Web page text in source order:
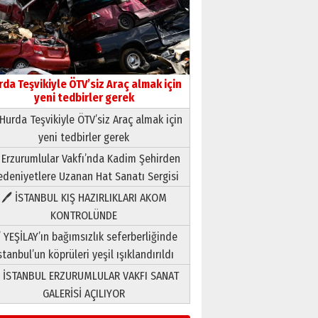
Teşvikiyle ÖTV’siz Araç almak için
yeni tedbirler gerek
Teşvikiyle ÖTV’siz Araç almak için
yeni tedbirler gerek
Vakfı’nda Kadim Şehirden
Uzanan Hat Sanatı Sergisi
🖊 İSTANBUL KIŞ HAZIRLIKLARI AKOM
KONTROLÜNDE
bağımsızlık seferberliğinde
köprüleri yeşil ışıklandırıldı
ERZURUMLULAR VAKFI SANAT
GALERİSİ AÇILIYOR
Neşat YALÇIN
Paranın Aile Kültüründeki Yeri
03 Ağustos 2026 Pazartesi
Yıldırım Gündoğdu
HAVVA’NIN ÜÇ KIZI
09 Temmuz 2026 Perşembe
Yusuf POLAT
Şampiyonluk Sebahattin
Şirin’e yazar